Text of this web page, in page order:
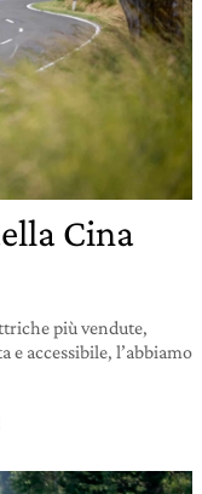
Cina
più vendute,
e accessibile, l’abbiamo